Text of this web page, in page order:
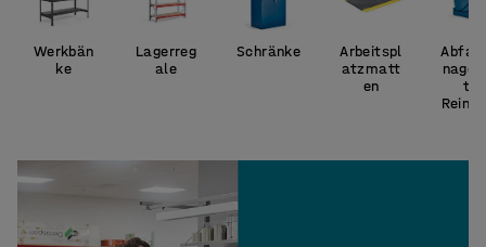
Werkbän
ke
Lagerreg
ale
Schränke
Arbeitspl
atzmatt
en
t &